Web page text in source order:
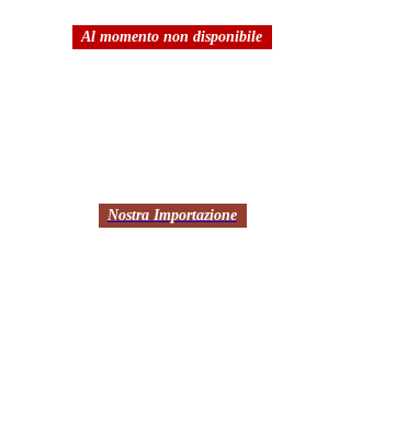
Al momento non disponibile
Nostra Importazione